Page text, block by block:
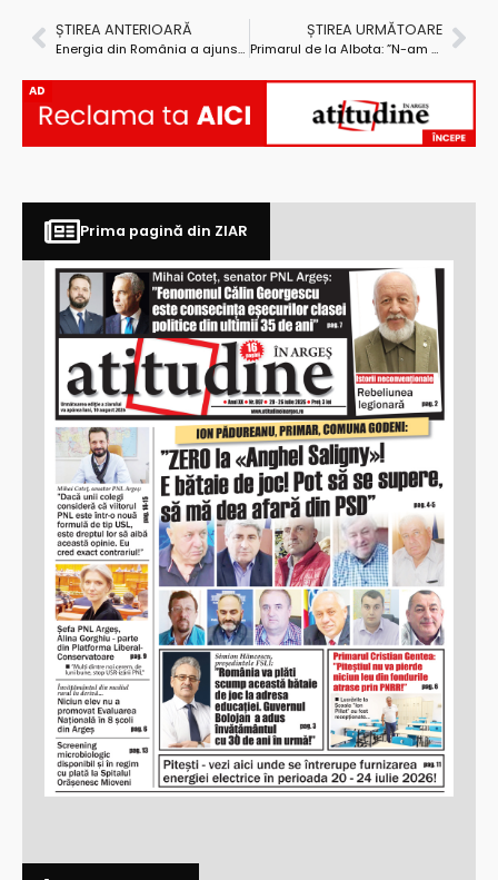
ȘTIREA ANTERIOARĂ
Energia din România a ajuns pe mâna samsarilor!
ȘTIREA URMĂTOARE
Primarul de la Albota: ”N-am nevoie de susținerea nimănui. Am trecut de perioada în care am făcut pe cerșetorul”
AD
Prima pagină din ZIAR